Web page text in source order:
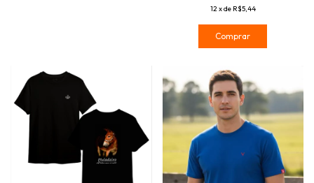
12xde R$5,44
Comprar